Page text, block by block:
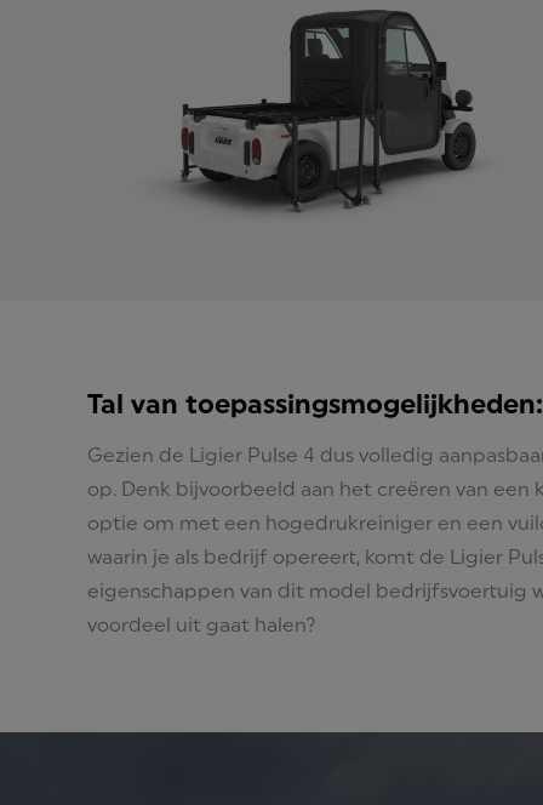
Tal van toepassingsmogelijkheden:
Gezien de Ligier Pulse 4 dus volledig
op. Denk bijvoorbeeld aan het creëren van
optie om met een hogedrukreiniger en een
waarin je als bedrijf opereert, komt de Ligier
eigenschappen van dit model bedrijfsvoertuig
voordeel uit gaat halen?